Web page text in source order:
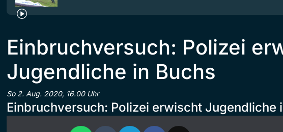
Einbruchversuch: Polizei
Jugendliche in Buchs
So 2. Aug. 2020, 16.00 Uhr
Einbruchversuch: Polizei erwischt Jugendliche